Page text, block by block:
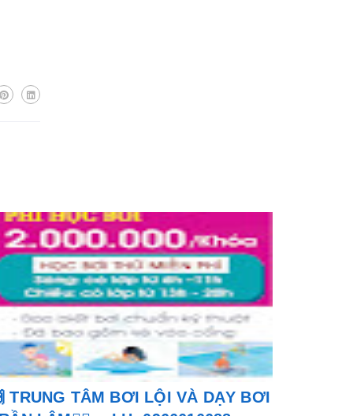
TRUNG TÂM BƠI LỘI VÀ DẠY BƠI